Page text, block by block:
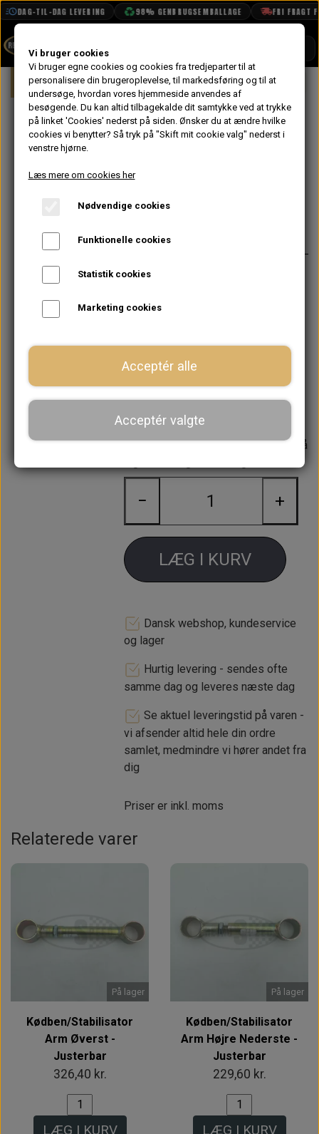
DAG-TIL-DAG LEVERING 98% GENBRUGSEMBALLAGE FRI FRAGT
BOOK TID
PROJEKTER
TEKNISK DATA
VANDPOLERING
Forside Mini Motor Ophæng & Beslag
På lager
Bøsningssæt til
Comp, Øverst
118,40 kr.
Varenummer: C-STR630
Passer til stabilisator over
Består af:
CRC5329POLY X 4 (sort)
Forventet leveringstid:Varen er på
− +
LÆG I KURV
Dansk webshop, kundeservice
og lager
Hurtig levering - sendes ofte
samme dag og leveres næste dag
Se aktuel leveringstid på varen -
vi afsender altid hele din ordre
samlet, medmindre vi hører andet fra
dig
Priser er inkl. moms
Relaterede varer
På lager
Kødben/Stabilisator
Arm Øverst -
Justerbar
326,40 kr.
LÆG I KURV
På lager
Kødben/Stabilisator
Arm Højre Nederste -
Justerbar
229,60 kr.
LÆG I KURV
Vi bruger cookies
Vi bruger egne cookies og cookies fra tredjeparter til at
personalisere din brugeroplevelse, til markedsføring og til at
undersøge, hvordan vores hjemmeside anvendes af
besøgende. Du kan altid tilbagekalde dit samtykke ved at trykke
på linket 'Cookies' nederst på siden. Ønsker du at ændre hvilke
cookies vi benytter? Så tryk på "Skift mit cookie valg" nederst i
venstre hjørne.
Læs mere om cookies her
Nødvendige cookies
Funktionelle cookies
Statistik cookies
Marketing cookies
Acceptér alle
Acceptér valgte